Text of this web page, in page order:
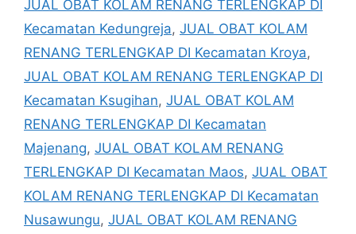
JUAL OBAT KOLAM RENANG TERLENGKAP DI
Kecamatan Kedungreja, JUAL OBAT KOLAM
RENANG TERLENGKAP DI Kecamatan Kroya,
JUAL OBAT KOLAM RENANG TERLENGKAP DI
Kecamatan Ksugihan, JUAL OBAT KOLAM
RENANG TERLENGKAP DI Kecamatan
Majenang, JUAL OBAT KOLAM RENANG
TERLENGKAP DI Kecamatan Maos, JUAL OBAT
KOLAM RENANG TERLENGKAP DI Kecamatan
Nusawungu, JUAL OBAT KOLAM RENANG